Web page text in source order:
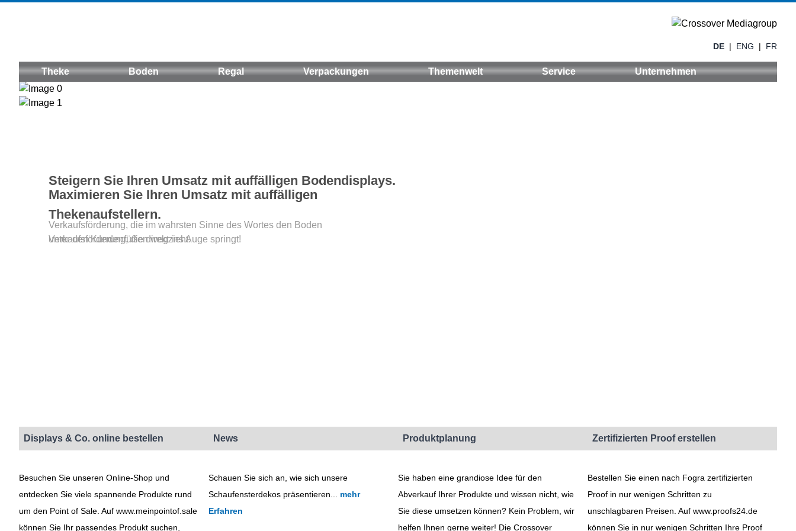
DE | ENG | FR
Theke Boden Regal Verpackungen Themenwelt Service Unternehmen
Steigern Sie Ihren Umsatz mit auffälligen Bodendisplays.
Verkaufsförderung, die im wahrsten Sinne des Wortes den Boden
unter den Kundenfüßen wegzieht.
Maximieren Sie Ihren Umsatz mit auffälligen
Thekenaufstellern.
Verkaufsförderung, die direkt ins Auge springt!
Displays & Co. online bestellen
Besuchen Sie unseren Online-Shop und
entdecken Sie viele spannende Produkte rund
um den Point of Sale. Auf www.meinpointof.sale
können Sie Ihr passendes Produkt suchen,
News
Schauen Sie sich an, wie sich unsere
Schaufensterdekos präsentieren... mehr
Erfahren
Produktplanung
Sie haben eine grandiose Idee für den
Abverkauf Ihrer Produkte und wissen nicht, wie
Sie diese umsetzen können? Kein Problem, wir
helfen Ihnen gerne weiter! Die Crossover
Zertifizierten Proof erstellen
Bestellen Sie einen nach Fogra zertifizierten
Proof in nur wenigen Schritten zu
unschlagbaren Preisen. Auf www.proofs24.de
können Sie in nur wenigen Schritten Ihre Proof